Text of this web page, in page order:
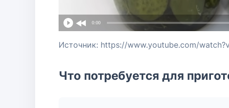
0:00
Источник: https://www.youtube.com/
Что потребуется для